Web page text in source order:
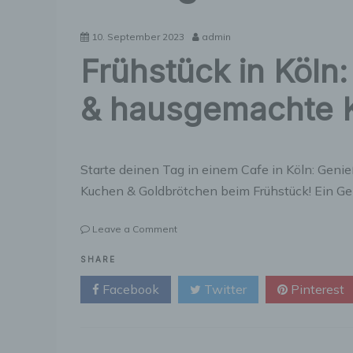
10. September 2023 admin
Frühstück in
& hausgemachte
Starte deinen Tag in einem Cafe in Köln:
Kuchen & Goldbrötchen beim Frühstück! Ein
Leave a Commenton
Köln:
Genieße
Kaffee,
SHARE
Facebook Twitter Pinterest